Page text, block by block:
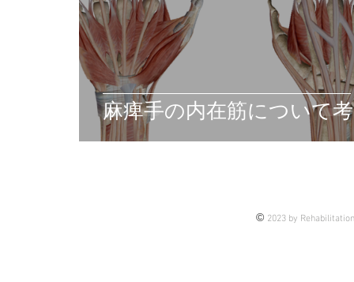
麻痺手の内在筋について
© 2023 by